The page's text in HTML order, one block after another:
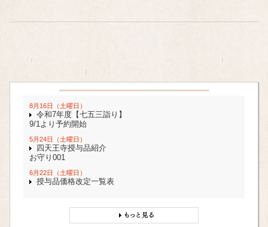
8月16日（土曜日）
令和7年度【七五三詣り】
9/1より予約開始
5月24日（土曜日）
四天王寺授与品紹介
お守り001
6月22日（土曜日）
授与品価格改定一覧表